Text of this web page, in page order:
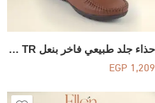
حذاء جلد طبيعي فاخر بنعل Code355 TR
EGP1,209